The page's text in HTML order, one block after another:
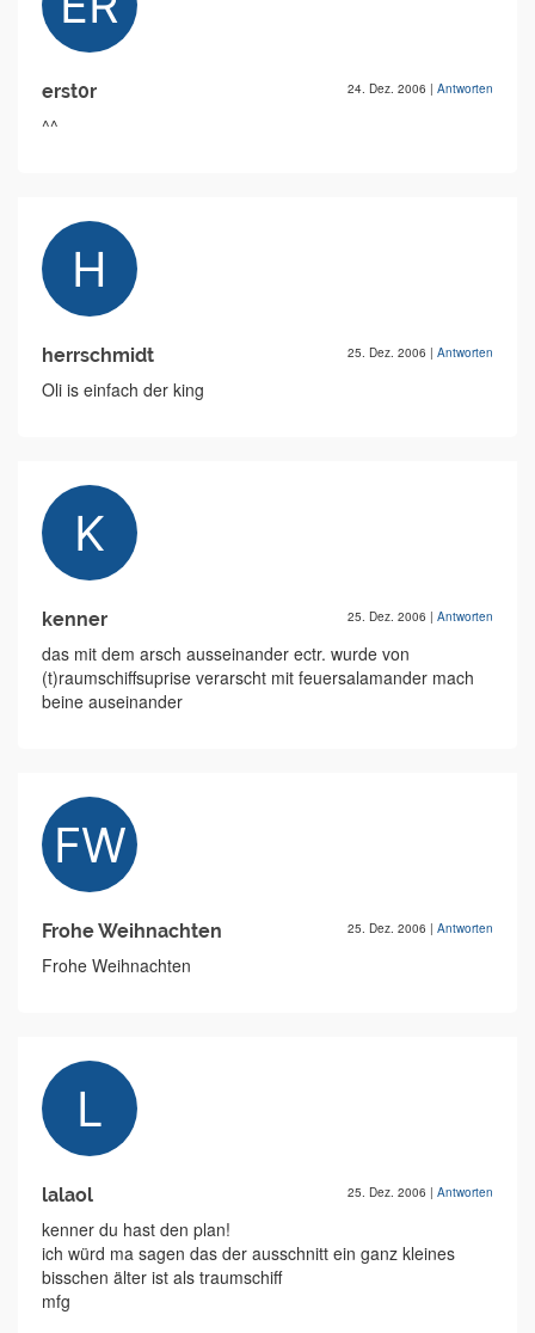
erst0r 24. Dez. 2006 | Antworten
^^
herrschmidt 25. Dez. 2006 | Antworten
Oli is einfach der king
kenner 25. Dez. 2006 | Antworten
das mit dem arsch ausseinander ectr. wurde von
(t)raumschiffsuprise verarscht mit feuersalamander mach
beine auseinander
Frohe Weihnachten 25. Dez. 2006 | Antworten
Frohe Weihnachten
lalaol 25. Dez. 2006 | Antworten
kenner du hast den plan!
ich würd ma sagen das der ausschnitt ein ganz kleines
bisschen älter ist als traumschiff
mfg